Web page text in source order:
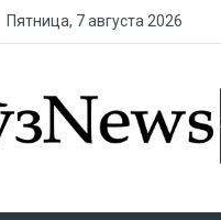
Пятница, 7 августа 2026